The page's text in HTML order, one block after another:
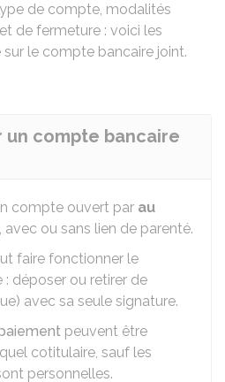
de compte, modalités
de fermeture : voici les
le compte bancaire joint.
un compte bancaire
compte ouvert par au
, avec ou sans lien de parenté.
faire fonctionner le
déposer ou retirer de
avec sa seule signature.
peuvent être
cotitulaire, sauf les
personnelles.